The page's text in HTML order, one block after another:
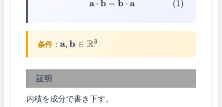
(1)a ⋅b= b⋅ a
条件：a,b∈ R3
証明
内積を成分で書き下す。